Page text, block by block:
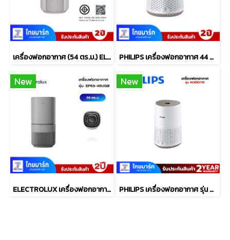
เครื่องฟอกอากาศ (54 ตร.ม.) ELECTROLUX รุ่น EP53-45SWA PHILIPS เครื่องฟอกอากาศ 44 ตร.ม. รุ่น AC0650/10
New
ELECTROLUX เครื่องฟอกอากาศ WiFi 56 ตรม.UV PM1.0 รุ่น EP53-45UGB
New
PHILIPS เครื่องฟอกอากาศ รุ่น AC650/10